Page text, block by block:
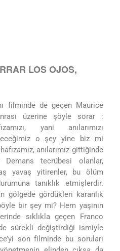
LOS OJOS,
filminde de geçen Maurice
üzerine şöyle sorar :
yani anılarımızı
o şey yine biz mi
anılarımız gittiğinde
tecrübesi olanlar,
yavaş yitirenler, bu ölüm
tanıklık etmişlerdir.
gölgede gördükleri karanlık
bir şey mi? Hem yaşının
sıklıkla geçen Franco
sürekli değiştirdiği ismiyle
son filminde bu soruları